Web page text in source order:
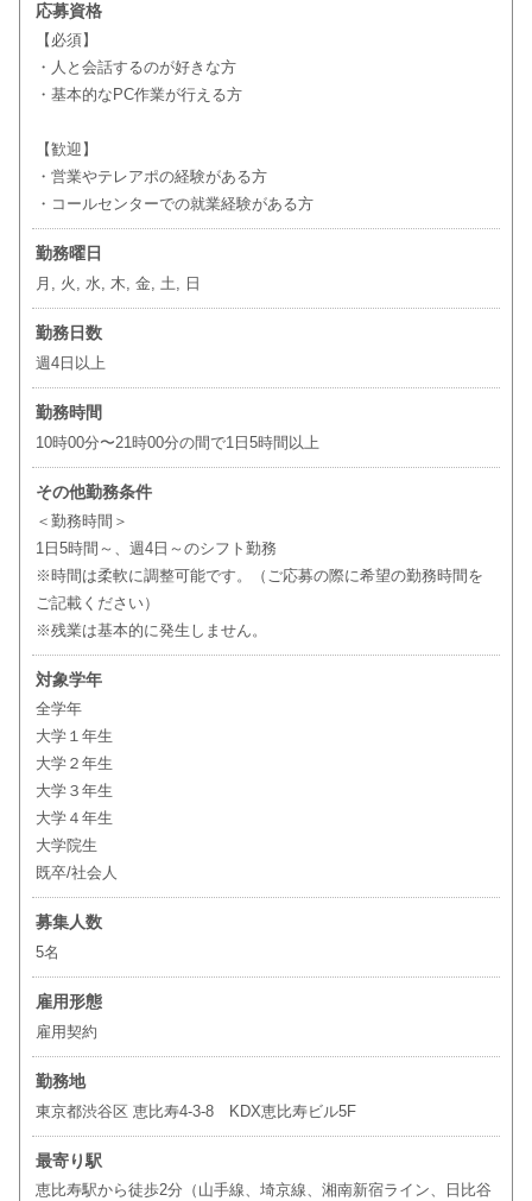
応募資格
【必須】
・人と会話するのが好きな方
・基本的なPC作業が行える方
【歓迎】
・営業やテレアポの経験がある方
・コールセンターでの就業経験がある方
勤務曜日
月, 火, 水, 木, 金, 土, 日
勤務日数
週4日以上
勤務時間
10時00分〜21時00分の間で1日5時間以上
その他勤務条件
＜勤務時間＞
1日5時間～、週4日～のシフト勤務
※時間は柔軟に調整可能です。（ご応募の際に希望の勤務時間を
ご記載ください）
※残業は基本的に発生しません。
対象学年
全学年
大学１年生
大学２年生
大学３年生
大学４年生
大学院生
既卒/社会人
募集人数
5名
雇用形態
雇用契約
勤務地
東京都渋谷区 恵比寿4-3-8 KDX恵比寿ビル5F
最寄り駅
恵比寿駅から徒歩2分（山手線、埼京線、湘南新宿ライン、日比谷